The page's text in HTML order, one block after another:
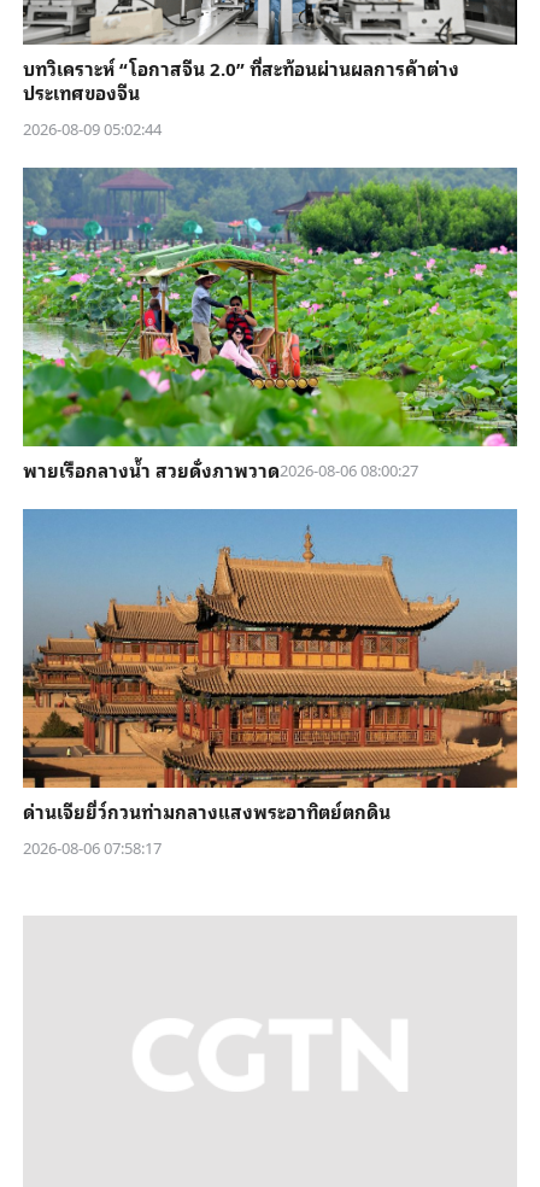
บทวิเคราะห์ “โอกาสจีน 2.0” ที่สะท้อนผ่านผลการค้าต่าง
ประเทศของจีน
2026-08-09 05:02:44
พายเรือกลางน้ำ สวยดั่งภาพวาด2026-08-06 08:00:27
ด่านเจียยี่ว์กวนท่ามกลางแสงพระอาทิตย์ตกดิน
2026-08-06 07:58:17